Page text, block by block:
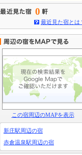
0
最近見た宿とは
この宿周辺のMAPを表示
新庄駅周辺の宿
赤倉温泉駅周辺の宿